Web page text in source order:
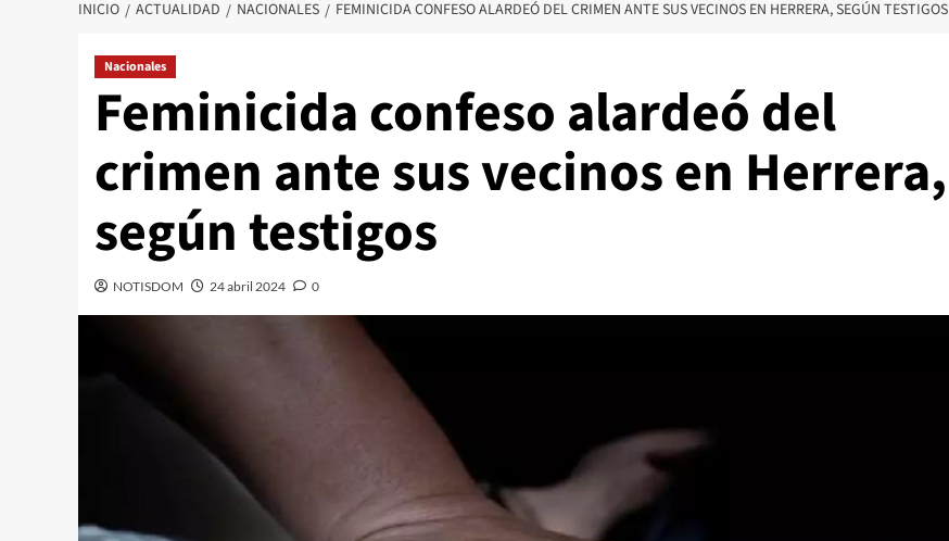
INICIO ACTUALIDAD NACIONALES FEMINICIDA CONFESO ALARDEÓ DEL CRIMEN ANTE SUS VECINOS EN HERRERA, SEGÚN TESTIGOS
Nacionales
Feminicida confeso alardeó del
crimen ante sus vecinos en Herrera,
según testigos
NOTISDOM 24 abril 2024 0